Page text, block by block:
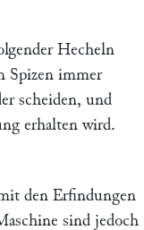
Hecheln
Spizen immer
scheiden, und
erhalten wird.
den Erfindungen
sind jedoch